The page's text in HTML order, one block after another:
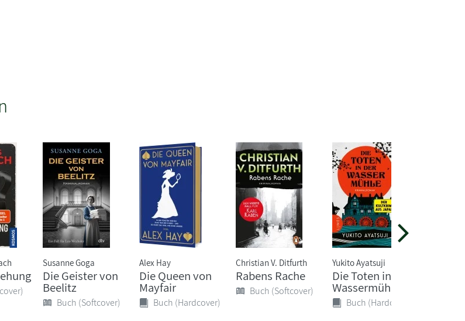
Susanne Goga
Die Geister von
Beelitz
Buch (Softcover)
Alex Hay
Die Queen von
Mayfair
Buch (Hardcover)
Christian V. Ditfurth
Rabens Rache
Buch (Softcover)
Yukito Ayatsuji
Die Toten in der
Wassermühle
Buch (Hardcover)